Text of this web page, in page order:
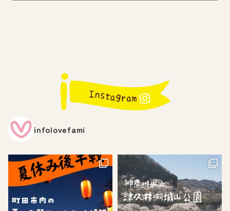
infolovefami